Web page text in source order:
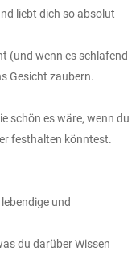
liebt dich so absolut
(und wenn es schlafend
Gesicht zaubern.
schön es wäre, wenn du
festhalten könntest.
und
du darüber Wissen